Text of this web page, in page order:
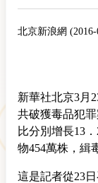
北京新浪網 (2016-
新華社北京3月
共破獲毒品犯
比分別增長13
物454萬株，緝
這是記者從23